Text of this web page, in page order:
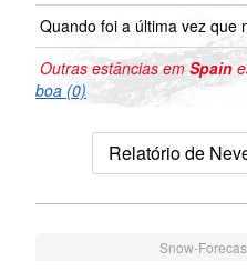
Quando foi a última vez que
Outras estâncias emSpain
boa (0)
Relatório de
Snow-